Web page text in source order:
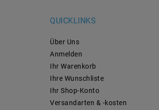
QUICKLINKS
Über Uns
Anmelden
Ihr Warenkorb
Ihre Wunschliste
Ihr Shop-Konto
Versandarten & -kosten